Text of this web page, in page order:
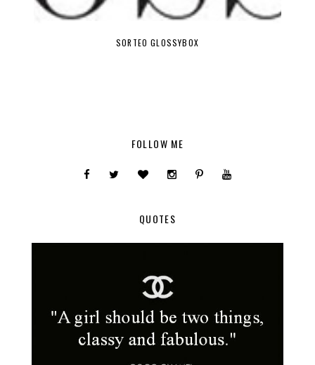
HITS DE TEMPORADA
FOLLOW ME
QUOTES